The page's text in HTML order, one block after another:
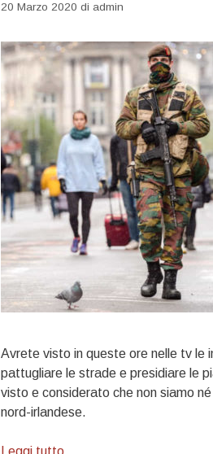
20 Marzo 2020 di admin
Avrete visto in queste ore nelle tv le
pattugliare le strade e presidiare le
visto e considerato che non siamo
nord-irlandese.
Sulla